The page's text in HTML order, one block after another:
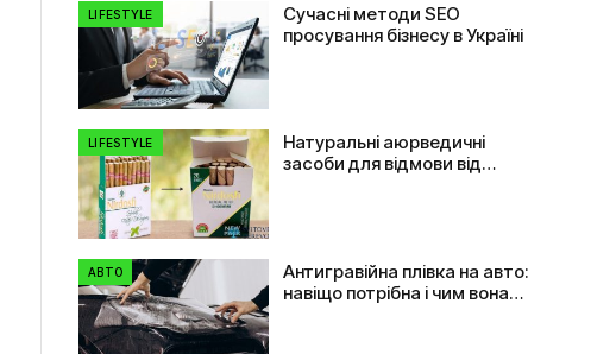
LIFESTYLE
Сучасні методи SEO
просування бізнесу в Україні
LIFESTYLE
Натуральні аюрведичні
засоби для відмови від
АВТО
Антигравійна плівка на авто:
навіщо потрібна і чим вона